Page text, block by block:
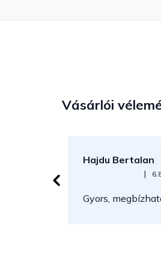
Vásárlói
Hajdu Bertalan
Az áruház |
Gyors,